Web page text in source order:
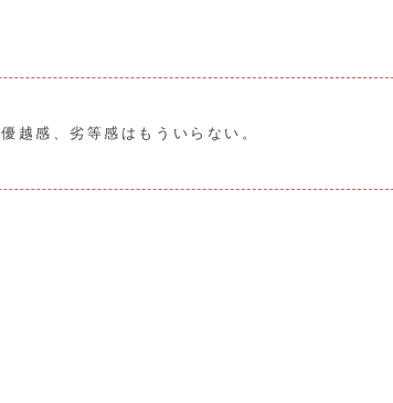
優越感、劣等感はもういらない。